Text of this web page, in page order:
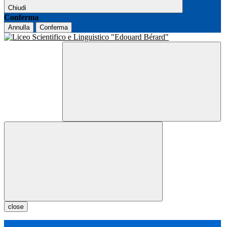
Chiudi
Conferma
Annulla Conferma
close